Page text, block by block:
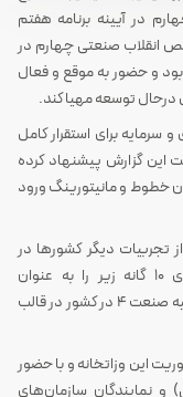
در آیینه برنامه هفتم
انقلاب صنعتی چهارم در
و حضور به موقع و فعال
درحال توسعه مهیا کند.
برای استقرار کامل
این گزارش پیشنهاد کرده
خطوط و مانیتورینگ ورود
تجربیات دیگر کشورها در
حرکت به‌سوی دیجیتالی شدن صنعت، محورهای 10 گانه زیر را به عنوان
سیاست‌های راهبردی کشور برای استقرار گام‌های اولیه صنعت 4 در کشور در قالب
این وزاتخانه و با حضور
و نمایندگان سازمان‌های